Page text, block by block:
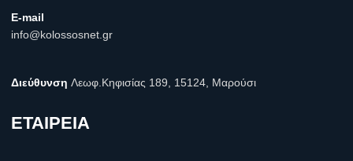
E-mail
info@kolossosnet.gr
Διεύθυνση Λεωφ.Κηφισίας 189, 15124, Μαρούσι
ΕΤΑΙΡΕΙΑ